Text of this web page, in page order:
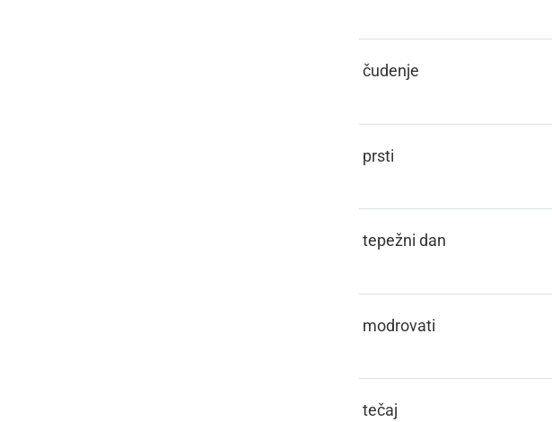
čudenje
prsti
tepežni dan
modrovati
tečaj